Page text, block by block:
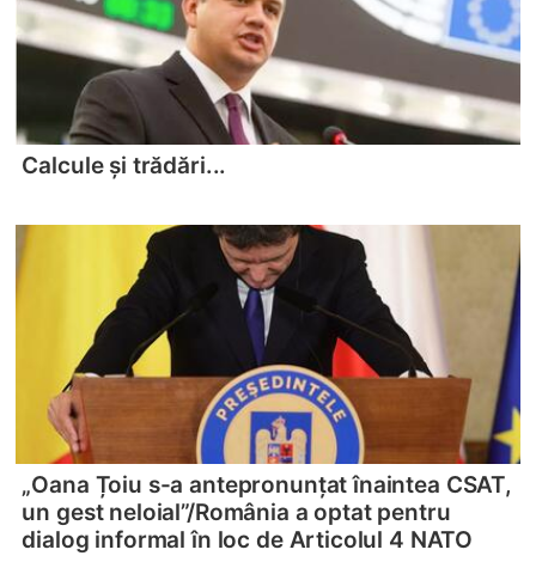
Calcule și trădări...
„Oana Țoiu s-a antepronunțat înaintea CSAT,
un gest neloial”/România a optat pentru
dialog informal în loc de Articolul 4 NATO